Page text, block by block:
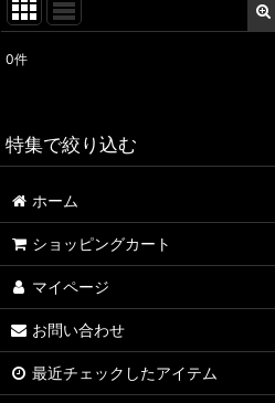
並び順:
0件
特集で絞り込む
ALFA ROMEO > 156
ALFA ROMEO > 147
ALFA ROMEO > 159
A4
ホーム
ショッピングカート
マイページ
お問い合わせ
最近チェックしたアイテム